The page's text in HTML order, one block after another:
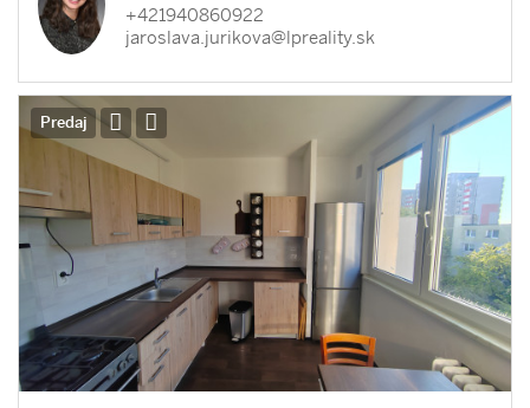
+421940860922
jaroslava.jurikova@lpreality.sk
Predaj